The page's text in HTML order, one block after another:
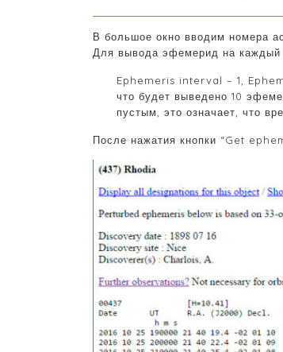
В большое окно вводим номера
Для вывода эфемерид на
Ephemeris interval – 1,
что будет выведено 10
пустым, это означает, что
После нажатия кнопки “Get